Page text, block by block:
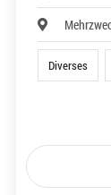
Diverses